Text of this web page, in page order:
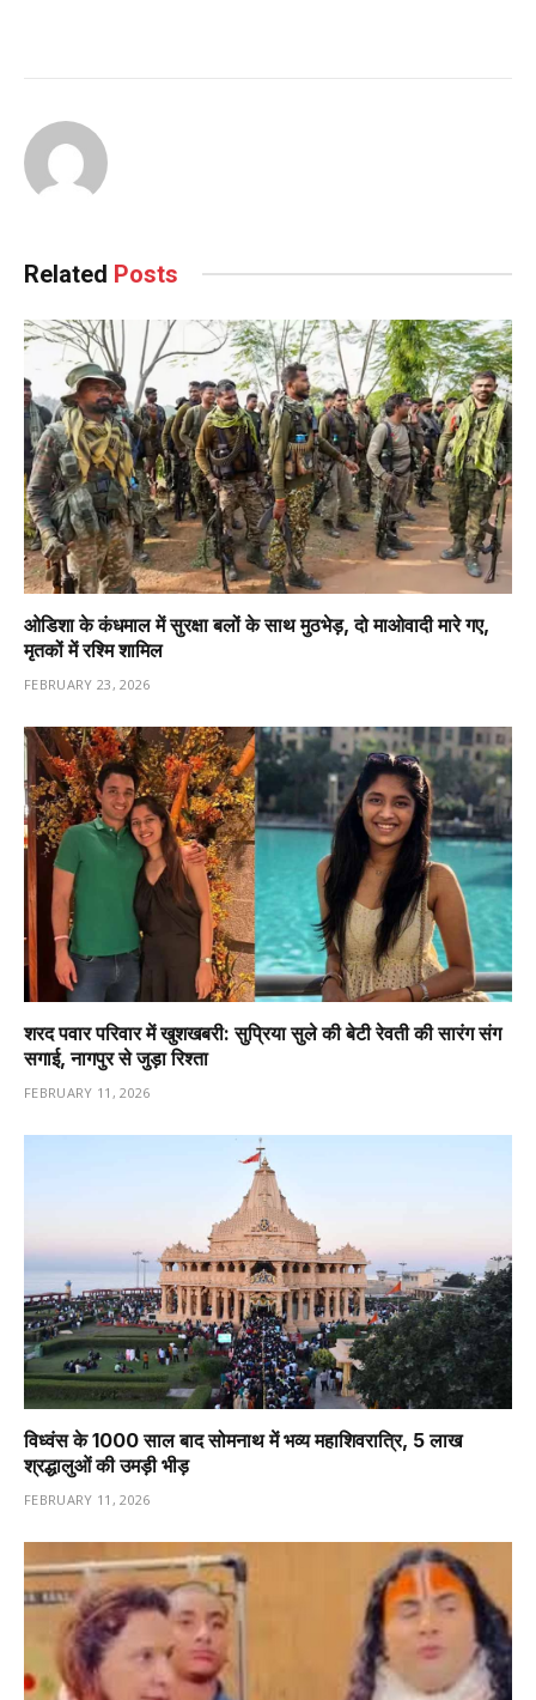
Related Posts
ओडिशा के कंधमाल में सुरक्षा बलों के साथ मुठभेड़, दो माओवादी मारे गए,
मृतकों में रश्मि शामिल
FEBRUARY 23, 2026
शरद पवार परिवार में खुशखबरी: सुप्रिया सुले की बेटी रेवती की सारंग संग
सगाई, नागपुर से जुड़ा रिश्ता
FEBRUARY 11, 2026
विध्वंस के 1000 साल बाद सोमनाथ में भव्य महाशिवरात्रि, 5 लाख
श्रद्धालुओं की उमड़ी भीड़
FEBRUARY 11, 2026